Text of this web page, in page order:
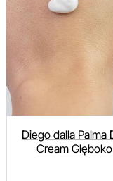
Diego dalla
Cream